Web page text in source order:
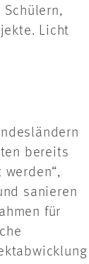
Licht
bereits
sanieren
für